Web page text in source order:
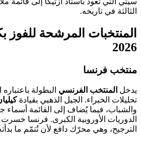
الثالثة في تاريخه.
2026
منتخب فرنسا
يدخل المنتخب الفرنسي البطولة
تحليلات الخبراء. الجيل الذهبي بقيادة
والشباب، فيما يُضاف إلى القائمة
الترجيح، وهي محرّك دافع لأن تُتمّم ما